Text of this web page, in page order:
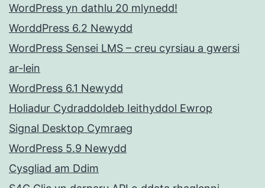
WordPress yn dathlu 20 mlynedd!
WorddPress 6.2 Newydd
WordPress Sensei LMS – creu cyrsiau a gwersi
ar-lein
WordPress 6.1 Newydd
Holiadur Cydraddoldeb Ieithyddol Ewrop
Signal Desktop Cymraeg
WordPress 5.9 Newydd
Cysgliad am Ddim